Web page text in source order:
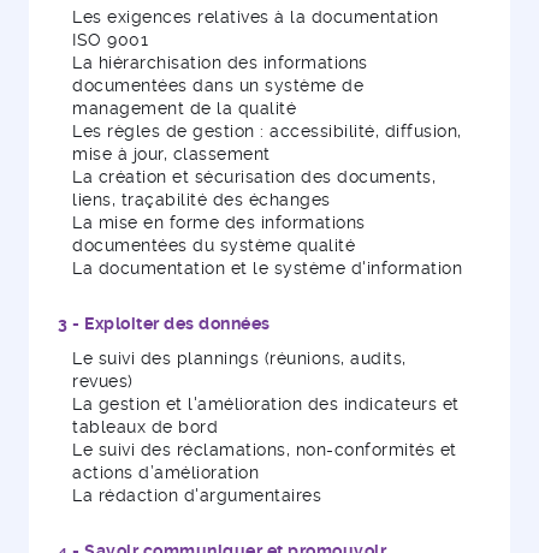
Les exigences relatives à la documentation
ISO 9001
La hiérarchisation des informations
documentées dans un système de
management de la qualité
Les règles de gestion : accessibilité, diffusion,
mise à jour, classement
La création et sécurisation des documents,
liens, traçabilité des échanges
La mise en forme des informations
documentées du système qualité
La documentation et le système d'information
3 - Exploiter des données
Le suivi des plannings (réunions, audits,
revues)
La gestion et l'amélioration des indicateurs et
tableaux de bord
Le suivi des réclamations, non-conformités et
actions d’amélioration
La rédaction d'argumentaires